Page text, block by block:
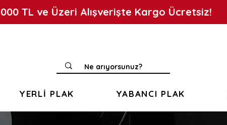
TL ve Üzeri Alışverişte Kargo Ücretsiz!
YERLİ PLAK YABANCI PLAK